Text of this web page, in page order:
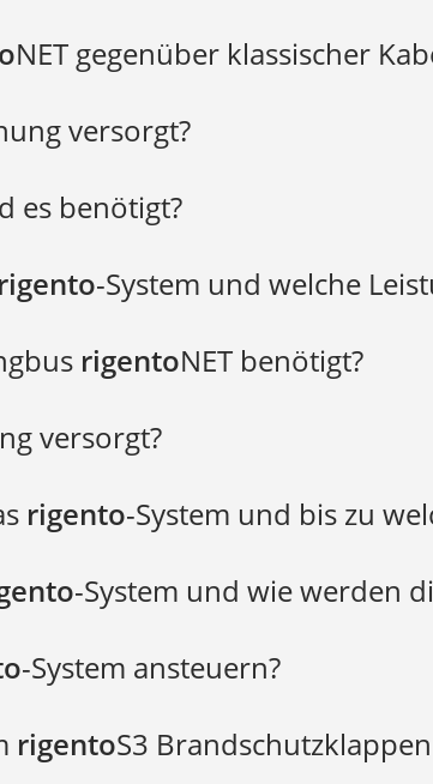
NET gegenüber klassischer
versorgt?
es benötigt?
rigento rigento
Download-Bereich
rigento-System und welche
rigentoNET benötigt?
BSK
versorgt?
rigento-System und bis zu
-System und wie werden
-System ansteuern?
rigentoS3